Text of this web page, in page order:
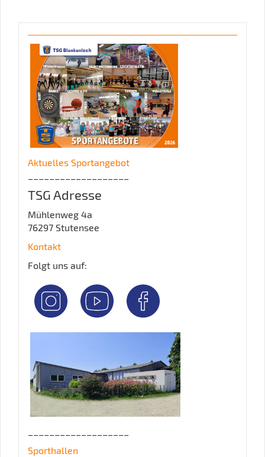
Aktuelles Sportangebot
TSG Adresse
Mühlenweg 4a
76297 Stutensee
Kontakt
Folgt uns auf:
Sporthallen